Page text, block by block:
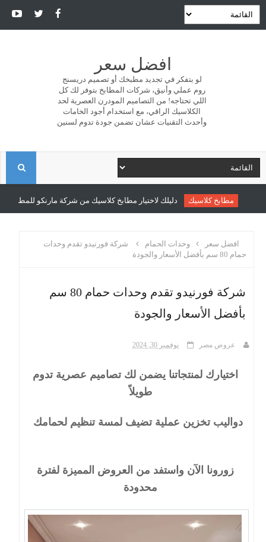
افضل سعر
لو بتفكر في تجديد مطبخك أو تصميم دريسنج
روم عملي وأنيق، شركات المطابخ بتوفر لك كل
اللي تحتاجه! من التصاميم المودرن العصرية لحد
الكلاسيك الراقي، مع استخدام أجود الخامات
وأحدث التقنيات عشان تضمن جودة تدوم لسنين
ا
مطابخ كلاسيك دليلك لاختيار مطابخ كلاسيك من شركة مارنكو للمطابخ
افضل سعر وحدات الحمام
شركة فورنيدو تقدم وحدات
حمام 80 سم بأفضل الأسعار والجودة
شركة فورنيدو تقدم وحدات حمام 80 سم
بأفضل الأسعار والجودة
عروض مصر نوفمبر 30, 2024
اختيارك لمنتجاتنا يضمن لك تصاميم عصرية تدوم
طويلاً
دواليب تخزين عملية تضيف لمسة تنظيم لحمامك
زورونا الآن واستفد من العروض المميزة لفترة
محدودة